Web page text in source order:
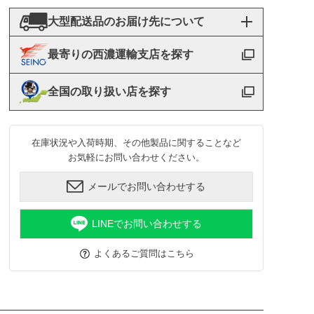
大型配送品のお届け先について
最寄りの西濃運輸支店を探す
全国の取り扱い店を探す
在庫状況や入荷時期、その他製品に関することなど
お気軽にお問い合わせください。
メールでお問い合わせする
LINEでお問い合わせする
よくあるご質問はこちら